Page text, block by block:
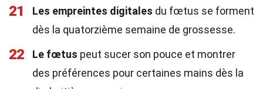
21 Les empreintes digitales du fœtus se forment
dès la quatorzième semaine de grossesse.
22 Le fœtus peut sucer son pouce et montrer
des préférences pour certaines mains dès la